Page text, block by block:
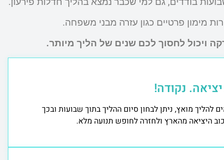
מימון פרטיים כגון עזרה מבני משפחה.
ויכול לחסוך לכם שנים של הליך מיותר.
נקודה!
להליך מואץ, ניתן לבחון סיום ההליך בתוך שבועות ובכך
היציאה מהארץ ולחזרה לחופש תנועה מלא.